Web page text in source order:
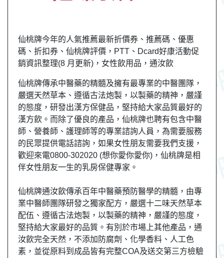
仙桃牌今年的人氣推薦最新折價券、推薦碼、優惠
碼、折扣券、仙桃牌評價，PTT、Dcard好康活動促
銷資訊整理(8 月更新)，女性飲用品， 通汝飲
仙桃牌傳承中醫藥的精髓及擁有最專業的中醫團隊，
嚴選天然草本、遵循古法炮製，以製藥的精神，嚴謹
的態度，研發出漢方保健品，堅持給大家品質最好的
漢方飲。而除了優良的產品，仙桃牌也聘有包含中醫
師、營養師、護理師等的專業諮詢人員，為需要服務
的民眾提供電話諮詢，如果女性朋友需要我們支援，
歡迎來電0800-302020 (想你愛你愛你)，仙桃牌是相
伴女性朋友一生的乳房保健專家。
仙桃牌通汝飲傳承百年中醫藥預防醫學的精髓，由專
業中醫師團隊研發之獨家配方，嚴選十二味天然草本
配伍、遵循古法炮製，以製藥的精神，嚴謹的態度，
堅持給大家最好的品質。有別於市場上其他產品，通
汝飲完全天然，不添加防腐劑、化學香料、人工色
素，並從原料到成品皆有完整COA及送交第三方檢驗